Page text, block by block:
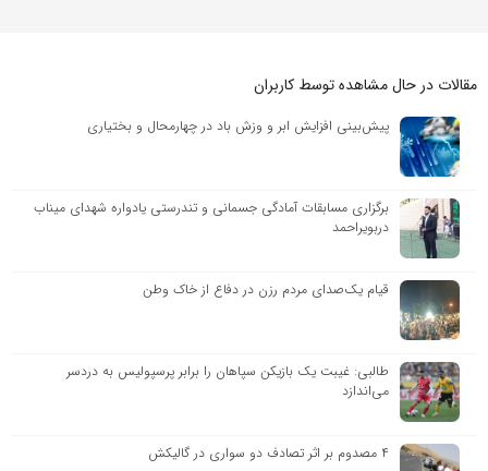
مقالات در حال مشاهده توسط کاربران
پیش‌بینی افزایش ابر و وزش باد در چهارمحال و بختیاری
برگزاری مسابقات آمادگی جسمانی و تندرستی یادواره شهدای میناب
دربویراحمد
قیام یک‌صدای مردم رزن در دفاع از خاک وطن
طالبی: غیبت یک بازیکن سپاهان را برابر پرسپولیس به دردسر
می‌اندازد
۴ مصدوم بر اثر تصادف دو سواری در گالیکش